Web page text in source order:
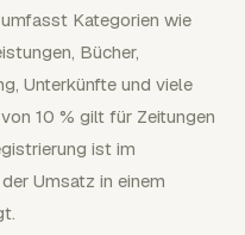
Kategorien wie
Bücher,
Unterkünfte und viele
10 % gilt für Zeitungen
ist im
Umsatz in einem